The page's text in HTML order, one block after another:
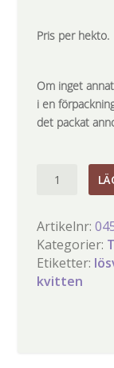
Pris per hekto.
Om inget
i en
det packat
Myspys
Artikelnr:
Kategorier:
Etiketter:
kvitten